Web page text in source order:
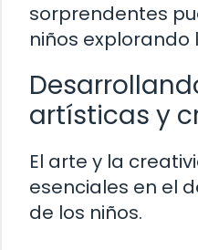
sorprendentes
niños explorando
artísticas y
El arte y la
esenciales en el
de los niños.